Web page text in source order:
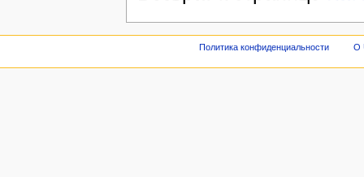
Политика конфиденциальности О